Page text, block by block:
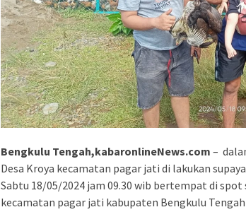
Bengkulu Tengah,kabaronlineNews.com –
Desa Kroya kecamatan pagar jati di lakukan
Sabtu 18/05/2024 jam 09.30 wib bertempat di spot
kecamatan pagar jati kabupaten Bengkulu Tengah